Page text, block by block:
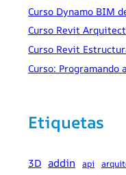
Curso Dynamo BIM
Curso Revit
Curso Revit
Curso: Programando
Etiquetas
3D addin api